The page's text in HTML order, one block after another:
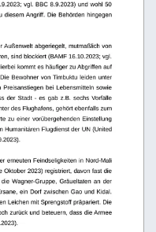
vgl. BBC 8.9.2023) und wohl 50
diesem Angriff. Die Behörden hingegen
Außenwelt abgeriegelt, mutmaßlich von
sind blockiert (BAMF 16.10.2023; vgl.
kommt es häufiger zu Abgriffen auf
Bewohner von Timbuktu leiden unter
bei Lebensmitteln sowie
der Stadt - es gab z.B. sechs Vorfälle
des Flughafens, gehört ebenfalls zum
zu einer vorübergehenden Einstellung
Humanitären Flugdienst der UN (United
erneuten Feindseligkeiten in Nord-Mali
Oktober 2023) registriert, davon fast die
Wagner-Gruppe, Gräueltaten an der
ein Dorf zwischen Gao und Kidal.
Leichen mit Sprengstoff präpariert. Die
zurück und beteuern, dass die Armee